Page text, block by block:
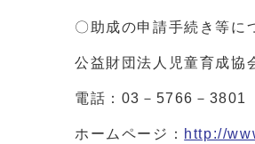
〇助成の申請手続き等に
公益財団法人児童育成協
電話：03－5766－
ホームページ： http://